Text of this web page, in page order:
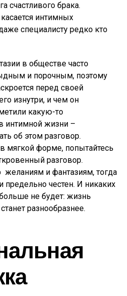
счастливого брака.
интимных
специалисту редко кто
в обществе часто
и порочным, поэтому
перед своей
изнутри, и чем он
какую-то
интимной жизни –
об этом разговор.
в мягкой форме, попытайтесь
разговор.
желаниям и фантазиям, тогда
предельно честен. И никаких
не будет: жизнь
разнообразнее.